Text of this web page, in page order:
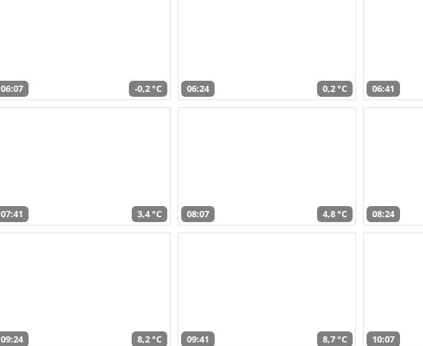
06:07 -0,2 °C 06:24 0,2 °C 06:41
07:41 3,4 °C 08:07 4,8 °C 08:24
09:24 8,2 °C 09:41 8,7 °C 10:07